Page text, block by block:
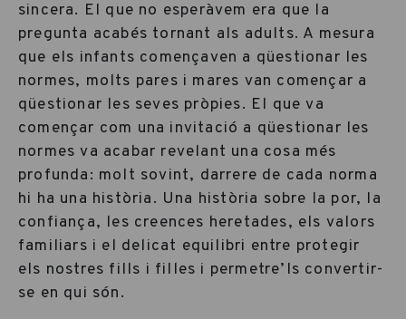
sincera. El que no esperàvem era que la
pregunta acabés tornant als adults. A mesura
que els infants començaven a qüestionar les
normes, molts pares i mares van començar a
qüestionar les seves pròpies. El que va
començar com una invitació a qüestionar les
normes va acabar revelant una cosa més
profunda: molt sovint, darrere de cada norma
hi ha una història. Una història sobre la por, la
confiança, les creences heretades, els valors
familiars i el delicat equilibri entre protegir
els nostres fills i filles i permetre’ls convertir-
se en qui són.